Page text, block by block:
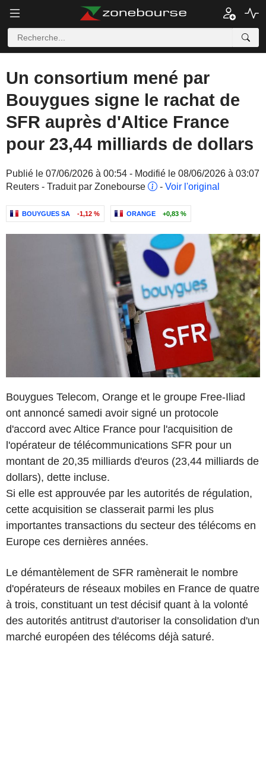
Un consortium mené par
Bouygues signe le rachat de
SFR auprès d'Altice France
pour 23,44 milliards de dollars
Publié le 07/06/2026 à 00:54 - Modifié le 08/06/2026 à 03:07
Reuters - Traduit par Zonebourse
- Voir l'original
BOUYGUES SA -1,12 % ORANGE +0,83 %
Bouygues Telecom, Orange et le groupe Free-Iliad
ont annoncé samedi avoir signé un protocole
d'accord avec Altice France pour l'acquisition de
l'opérateur de télécommunications SFR pour un
montant de 20,35 milliards d'euros (23,44 milliards de
dollars), dette incluse.
Si elle est approuvée par les autorités de régulation,
cette acquisition se classerait parmi les plus
importantes transactions du secteur des télécoms en
Europe ces dernières années.
Le démantèlement de SFR ramènerait le nombre
d'opérateurs de réseaux mobiles en France de quatre
à trois, constituant un test décisif quant à la volonté
des autorités antitrust d'autoriser la consolidation d'un
marché européen des télécoms déjà saturé.